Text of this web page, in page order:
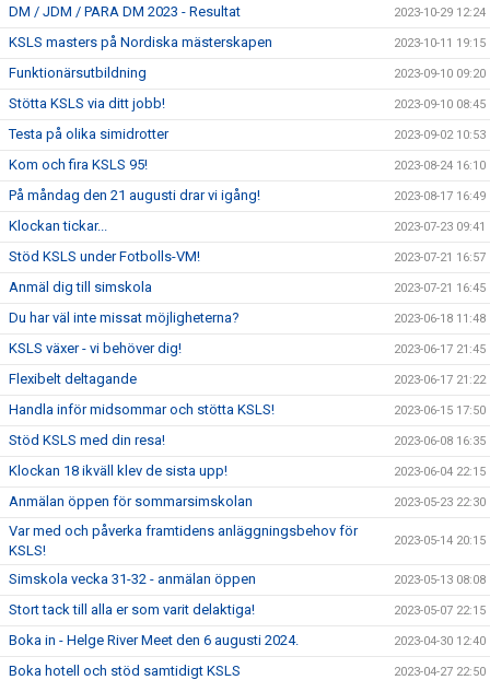
DM / JDM / PARA DM 2023 - Resultat 2023-10-29 12:24
KSLS masters på Nordiska mästerskapen 2023-10-11 19:15
Funktionärsutbildning 2023-09-10 09:20
Stötta KSLS via ditt jobb! 2023-09-10 08:45
Testa på olika simidrotter 2023-09-02 10:53
Kom och fira KSLS 95! 2023-08-24 16:10
På måndag den 21 augusti drar vi igång! 2023-08-17 16:49
Klockan tickar... 2023-07-23 09:41
Stöd KSLS under Fotbolls-VM! 2023-07-21 16:57
Anmäl dig till simskola 2023-07-21 16:45
Du har väl inte missat möjligheterna? 2023-06-18 11:48
KSLS växer - vi behöver dig! 2023-06-17 21:45
Flexibelt deltagande 2023-06-17 21:22
Handla inför midsommar och stötta KSLS! 2023-06-15 17:50
Stöd KSLS med din resa! 2023-06-08 16:35
Klockan 18 ikväll klev de sista upp! 2023-06-04 22:15
Anmälan öppen för sommarsimskolan 2023-05-23 22:30
Var med och påverka framtidens anläggningsbehov för
KSLS!
2023-05-14 20:15
Simskola vecka 31-32 - anmälan öppen 2023-05-13 08:08
Stort tack till alla er som varit delaktiga! 2023-05-07 22:15
Boka in - Helge River Meet den 6 augusti 2024. 2023-04-30 12:40
Boka hotell och stöd samtidigt KSLS 2023-04-27 22:50